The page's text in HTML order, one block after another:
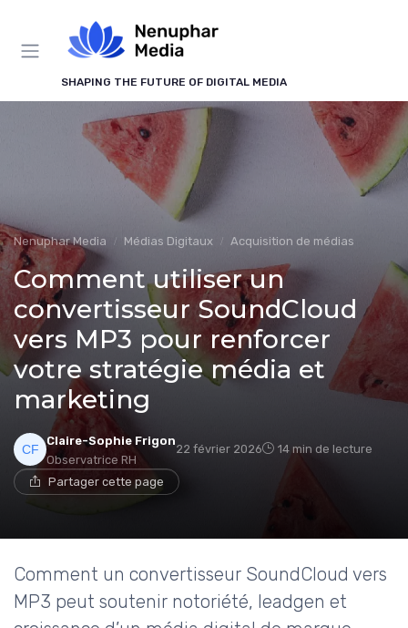
SHAPING THE FUTURE OF DIGITAL MEDIA
Nenuphar Media Médias Digitaux Acquisition de médias
Comment utiliser un
convertisseur SoundCloud
vers MP3 pour renforcer
votre stratégie média et
marketing
Claire-Sophie Frigon
Observatrice RH
22 février 2026 14 min de lecture
Partager cette page
Comment un convertisseur SoundCloud vers
MP3 peut soutenir notoriété, leadgen et